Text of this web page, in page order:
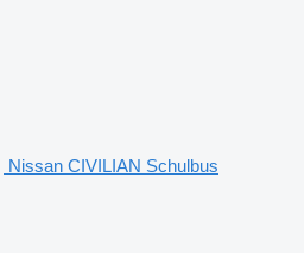
Nissan CIVILIAN Schulbus